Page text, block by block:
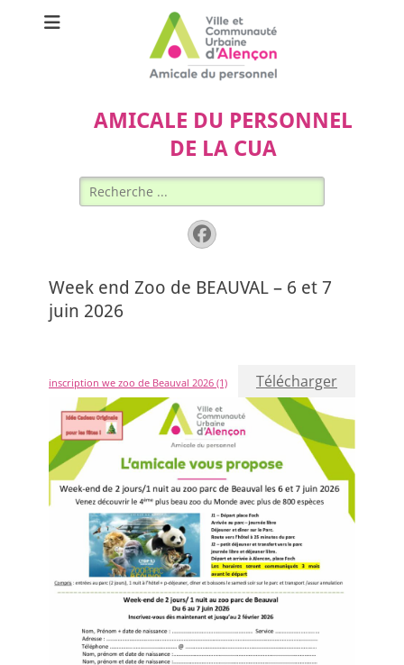
AMICALE DU PERSONNEL
DE LA CUA
Rechercher :
Facebook
Week end Zoo de BEAUVAL – 6 et 7
juin 2026
inscription we zoo de Beauval 2026 (1) Télécharger